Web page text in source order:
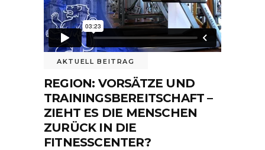
AKTUELL BEITRAG
REGION: VORSÄTZE UND
TRAININGSBEREITSCHAFT –
ZIEHT ES DIE MENSCHEN
ZURÜCK IN DIE
FITNESSCENTER?